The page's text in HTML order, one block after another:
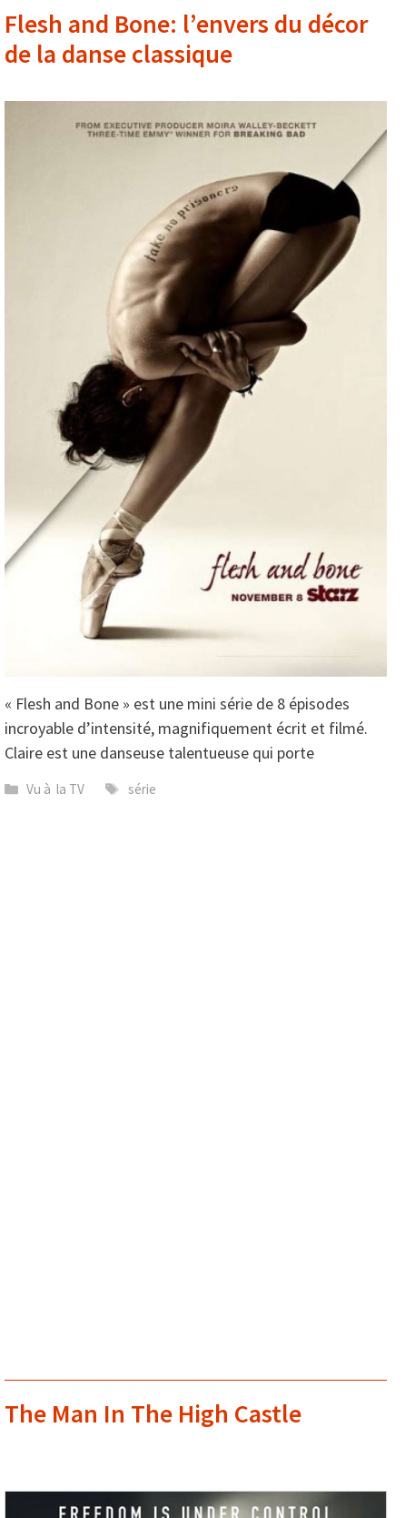
Flesh and Bone: l’envers du décor
de la danse classique
« Flesh and Bone » est une mini série de 8 épisodes
incroyable d’intensité, magnifiquement écrit et filmé.
Claire est une danseuse talentueuse qui porte
Catégories
Vu à la TV Étiquettes
série
The Man In The High Castle